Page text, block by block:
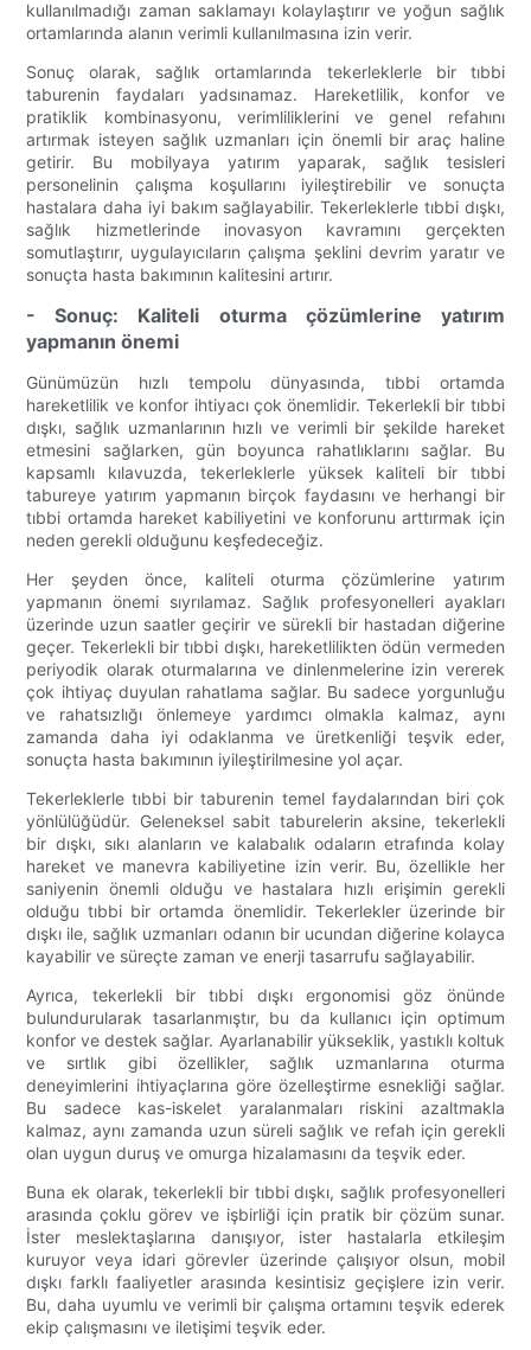
kullanılmadığı zaman saklamayı kolaylaştırır ve yoğun sağlık
ortamlarında alanın verimli kullanılmasına izin verir.
Sonuç olarak, sağlık ortamlarında tekerleklerle bir tıbbi
taburenin faydaları yadsınamaz. Hareketlilik, konfor ve
pratiklik kombinasyonu, verimliliklerini ve genel refahını
artırmak isteyen sağlık uzmanları için önemli bir araç haline
getirir. Bu mobilyaya yatırım yaparak, sağlık tesisleri
personelinin çalışma koşullarını iyileştirebilir ve sonuçta
hastalara daha iyi bakım sağlayabilir. Tekerleklerle tıbbi dışkı,
sağlık hizmetlerinde inovasyon kavramını gerçekten
somutlaştırır, uygulayıcıların çalışma şeklini devrim yaratır ve
sonuçta hasta bakımının kalitesini artırır.
- Sonuç: Kaliteli oturma çözümlerine yatırım
yapmanın önemi
Günümüzün hızlı tempolu dünyasında, tıbbi ortamda
hareketlilik ve konfor ihtiyacı çok önemlidir. Tekerlekli bir tıbbi
dışkı, sağlık uzmanlarının hızlı ve verimli bir şekilde hareket
etmesini sağlarken, gün boyunca rahatlıklarını sağlar. Bu
kapsamlı kılavuzda, tekerleklerle yüksek kaliteli bir tıbbi
tabureye yatırım yapmanın birçok faydasını ve herhangi bir
tıbbi ortamda hareket kabiliyetini ve konforunu arttırmak için
neden gerekli olduğunu keşfedeceğiz.
Her şeyden önce, kaliteli oturma çözümlerine yatırım
yapmanın önemi sıyrılamaz. Sağlık profesyonelleri ayakları
üzerinde uzun saatler geçirir ve sürekli bir hastadan diğerine
geçer. Tekerlekli bir tıbbi dışkı, hareketlilikten ödün vermeden
periyodik olarak oturmalarına ve dinlenmelerine izin vererek
çok ihtiyaç duyulan rahatlama sağlar. Bu sadece yorgunluğu
ve rahatsızlığı önlemeye yardımcı olmakla kalmaz, aynı
zamanda daha iyi odaklanma ve üretkenliği teşvik eder,
sonuçta hasta bakımının iyileştirilmesine yol açar.
Tekerleklerle tıbbi bir taburenin temel faydalarından biri çok
yönlülüğüdür. Geleneksel sabit taburelerin aksine, tekerlekli
bir dışkı, sıkı alanların ve kalabalık odaların etrafında kolay
hareket ve manevra kabiliyetine izin verir. Bu, özellikle her
saniyenin önemli olduğu ve hastalara hızlı erişimin gerekli
olduğu tıbbi bir ortamda önemlidir. Tekerlekler üzerinde bir
dışkı ile, sağlık uzmanları odanın bir ucundan diğerine kolayca
kayabilir ve süreçte zaman ve enerji tasarrufu sağlayabilir.
Ayrıca, tekerlekli bir tıbbi dışkı ergonomisi göz önünde
bulundurularak tasarlanmıştır, bu da kullanıcı için optimum
konfor ve destek sağlar. Ayarlanabilir yükseklik, yastıklı koltuk
ve sırtlık gibi özellikler, sağlık uzmanlarına oturma
deneyimlerini ihtiyaçlarına göre özelleştirme esnekliği sağlar.
Bu sadece kas-iskelet yaralanmaları riskini azaltmakla
kalmaz, aynı zamanda uzun süreli sağlık ve refah için gerekli
olan uygun duruş ve omurga hizalamasını da teşvik eder.
Buna ek olarak, tekerlekli bir tıbbi dışkı, sağlık profesyonelleri
arasında çoklu görev ve işbirliği için pratik bir çözüm sunar.
İster meslektaşlarına danışıyor, ister hastalarla etkileşim
kuruyor veya idari görevler üzerinde çalışıyor olsun, mobil
dışkı farklı faaliyetler arasında kesintisiz geçişlere izin verir.
Bu, daha uyumlu ve verimli bir çalışma ortamını teşvik ederek
ekip çalışmasını ve iletişimi teşvik eder.